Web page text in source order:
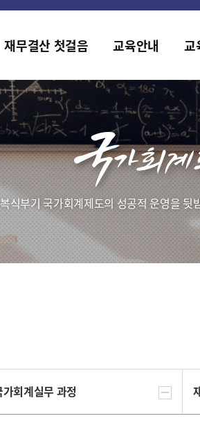
홈페이지가 새롭게 개편되
재무결산 첫걸음 교육안내 교
식부기 국가회계제도의 성공적 운영을
가회계실무 과정